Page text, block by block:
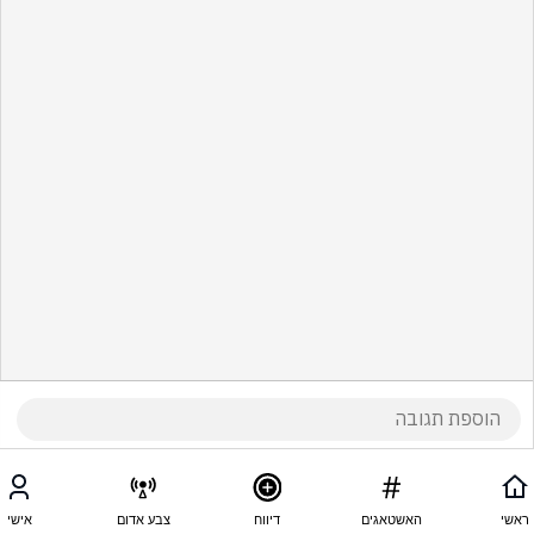
ראשי האשטאגים דיווח צבע אדום אישי